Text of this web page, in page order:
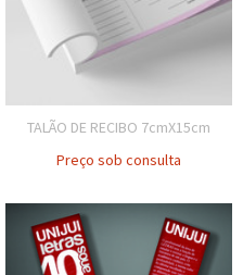
TALÃO DE RECIBO 7cmX15cm
Preço sob consulta